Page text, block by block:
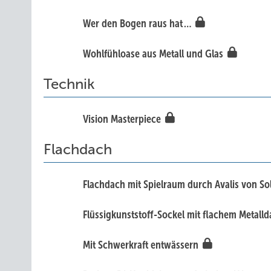
Wer d en Bogen raus hat …
Wohlfühloase aus Metall und Glas
Technik
Vis ion Masterpiece
Flachdach
Flachdach mit Spielraum durch Avalis von
Flüssigkunststoff-Sockel mit flachem
Mit Schwerkraft entwässern